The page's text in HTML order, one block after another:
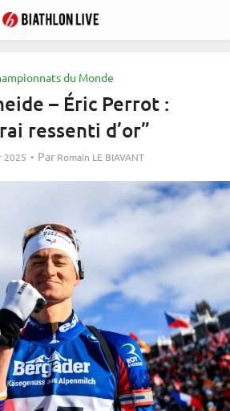
du Monde
– Éric Perrot :
ressenti d’or”
2025 Par Romain LE BIAVANT